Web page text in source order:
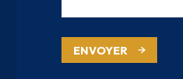
ENVOYER